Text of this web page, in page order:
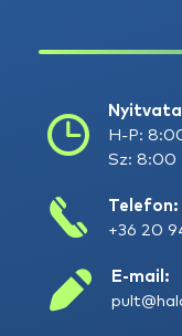
H-P:
Sz: 8:00
Telefon:
+36 20
E-mail: